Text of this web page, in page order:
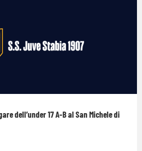
dell’under 17 A-B al San Michele di